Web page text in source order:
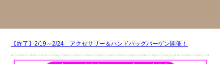
【終了】2/19～2/24 アクセサリー＆ハンドバッグバーゲン開催！